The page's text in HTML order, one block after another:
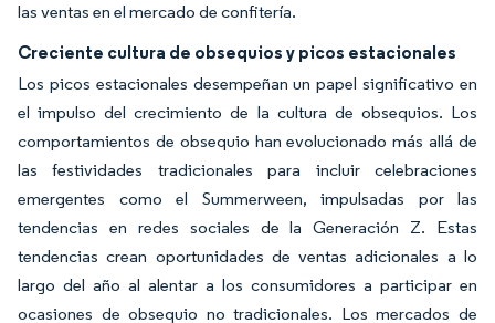
las ventas en el mercado de confitería.
Creciente cultura de obsequios y picos estacionales
Los picos estacionales desempeñan un papel significativo en
el impulso del crecimiento de la cultura de obsequios. Los
comportamientos de obsequio han evolucionado más allá de
las festividades tradicionales para incluir celebraciones
emergentes como el Summerween, impulsadas por las
tendencias en redes sociales de la Generación Z. Estas
tendencias crean oportunidades de ventas adicionales a lo
largo del año al alentar a los consumidores a participar en
ocasiones de obsequio no tradicionales. Los mercados de